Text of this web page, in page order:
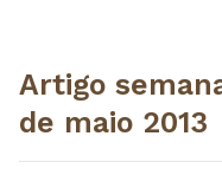
​Artigo
de maio 2013